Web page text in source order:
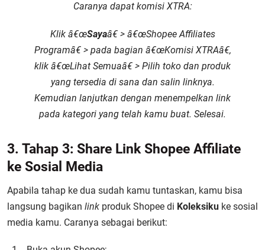
Caranya dapat komisi XTRA:
Klik â€œSayaâ€ > â€œShopee Affiliates
Programâ€ > pada bagian â€œKomisi XTRAâ€,
klik â€œLihat Semuaâ€ > Pilih toko dan produk
yang tersedia di sana dan salin linknya.
Kemudian lanjutkan dengan menempelkan link
pada kategori yang telah kamu buat. Selesai.
3. Tahap 3: Share Link Shopee Affiliate
ke Sosial Media
Apabila tahap ke dua sudah kamu tuntaskan, kamu bisa
langsung bagikan link produk Shopee di Koleksiku ke sosial
media kamu. Caranya sebagai berikut: